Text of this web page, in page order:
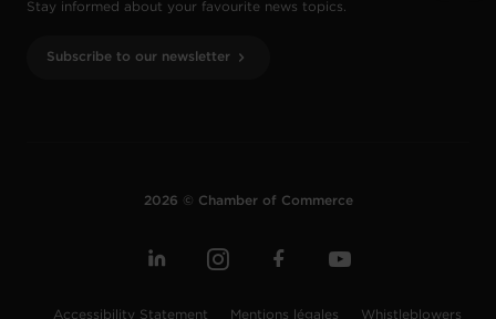
Stay informed about your favourite news topics.
Subscribe to our newsletter
2026 © Chamber of Commerce
Accessibility Statement Mentions légales Whistleblowers